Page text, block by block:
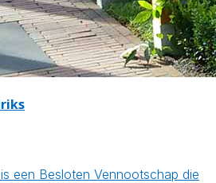
een Besloten Vennootschap die